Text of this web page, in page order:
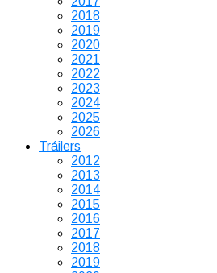
2018
2019
2020
2021
2022
2023
2024
2025
2026
Tráilers
2012
2013
2014
2015
2016
2017
2018
2019